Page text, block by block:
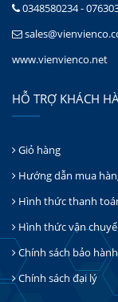
0348580234 -
www.vienvienco.net
HỖ TRỢ KHÁCH
Giỏ hàng
Hướng dẫn mua
Hình thức thanh
Hình thức vận
Chính sách bảo hành
Chính sách đại lý